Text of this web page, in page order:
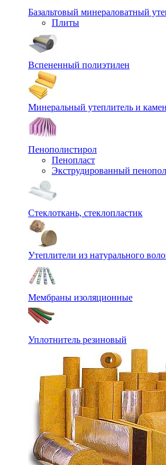
Базальтовый минераловатный
Плиты
Вспененный полиэтилен
Минеральный утеплитель и
Пенополистирол
Пенопласт
Экструдированный
Стеклоткань, стеклопластик
Утеплители из натурального
Мембраны изоляционные
Уплотнитель резиновый